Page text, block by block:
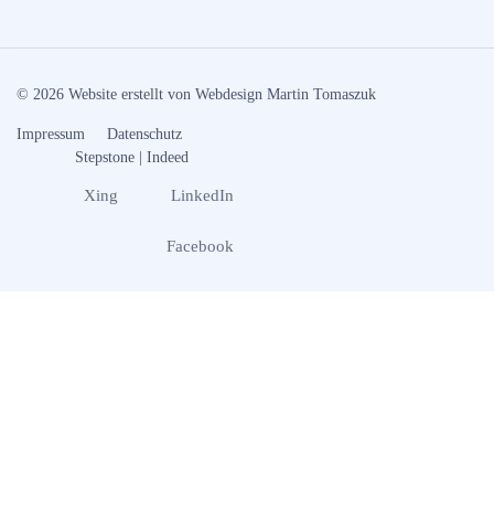
© 2026 Website erstellt von Webdesign Martin Tomaszuk
Impressum
Datenschutz
Stepstone | Indeed
Xing LinkedIn
Facebook